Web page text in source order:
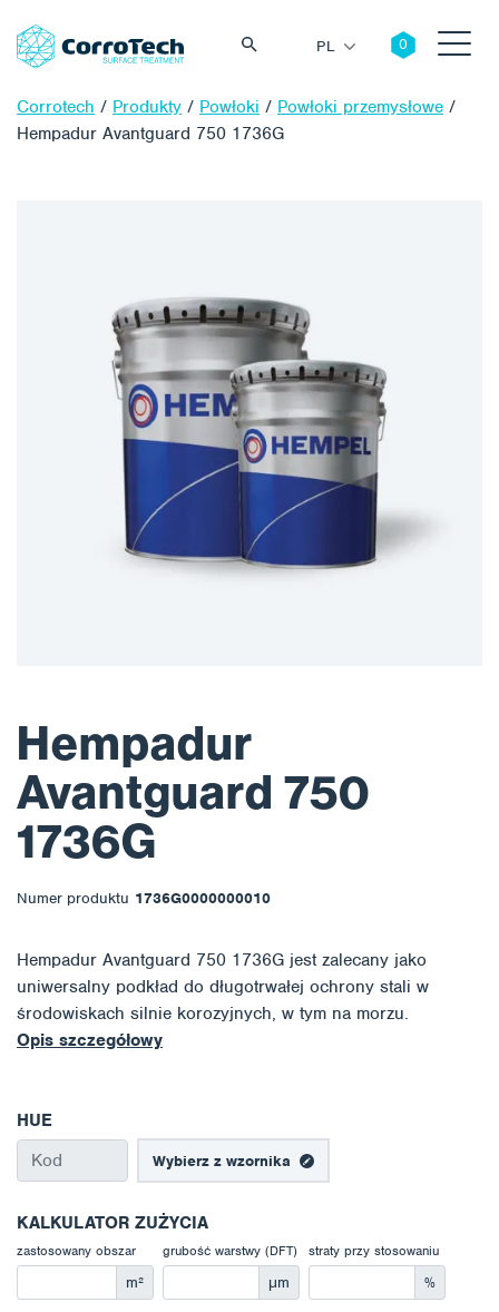
PL
Corrotech / Produkty / Powłoki / Powłoki przemysłowe /
Hempadur Avantguard 750 1736G
Hempadur
Avantguard 750
1736G
Numer produktu 1736G0000000010
Hempadur Avantguard 750 1736G jest zalecany jako
uniwersalny podkład do długotrwałej ochrony stali w
środowiskach silnie korozyjnych, w tym na morzu.
Opis szczegółowy
HUE
Wybierz z wzornika
KALKULATOR ZUŻYCIA
zastosowany obszar
m²
grubość warstwy (DFT)
μm
straty przy stosowaniu
%